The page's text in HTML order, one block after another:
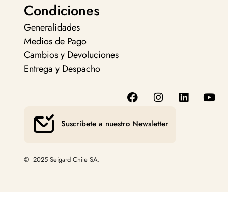
Condiciones
Generalidades
Medios de Pago
Cambios y Devoluciones
Entrega y Despacho
Suscríbete a nuestro Newsletter
© 2025 Seigard Chile SA.